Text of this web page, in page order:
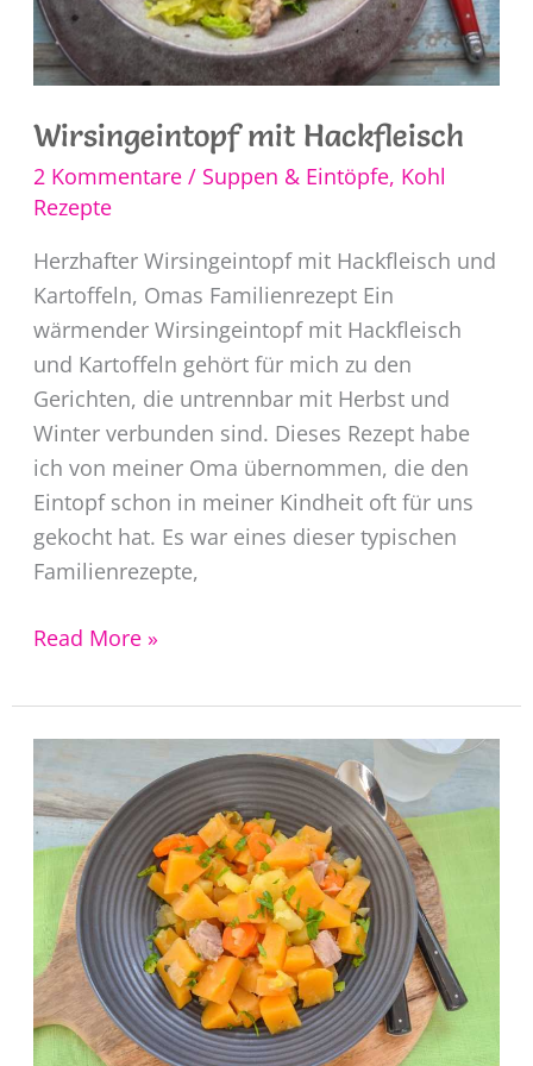
Wirsingeintopf mit Hackfleisch
2 Kommentare / Suppen & Eintöpfe, Kohl
Rezepte
Herzhafter Wirsingeintopf mit Hackfleisch und
Kartoffeln, Omas Familienrezept Ein
wärmender Wirsingeintopf mit Hackfleisch
und Kartoffeln gehört für mich zu den
Gerichten, die untrennbar mit Herbst und
Winter verbunden sind. Dieses Rezept habe
ich von meiner Oma übernommen, die den
Eintopf schon in meiner Kindheit oft für uns
gekocht hat. Es war eines dieser typischen
Familienrezepte,
Wirsingeintopf
Hackfleisch
Read More »